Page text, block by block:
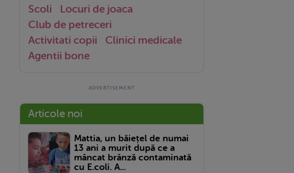
Scoli
Locuri de joaca
Club de petreceri
Activitati copii
Clinici medicale
Agentii bone
Articole noi
Mattia, un băiețel de numai
13 ani a murit după ce a
mâncat brânză contaminată
cu E.coli. A...